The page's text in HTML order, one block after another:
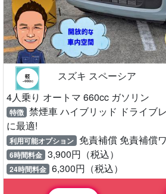
スズキ スペーシア
4人乗り オートマ 660cc ガソリン
特徴 禁煙車 ハイブリッド ドライブ
に最適!
利用可能オプション 免責補償 免責補償
6時間料金 3,900円（税込）
24時間料金 6,300円（税込）